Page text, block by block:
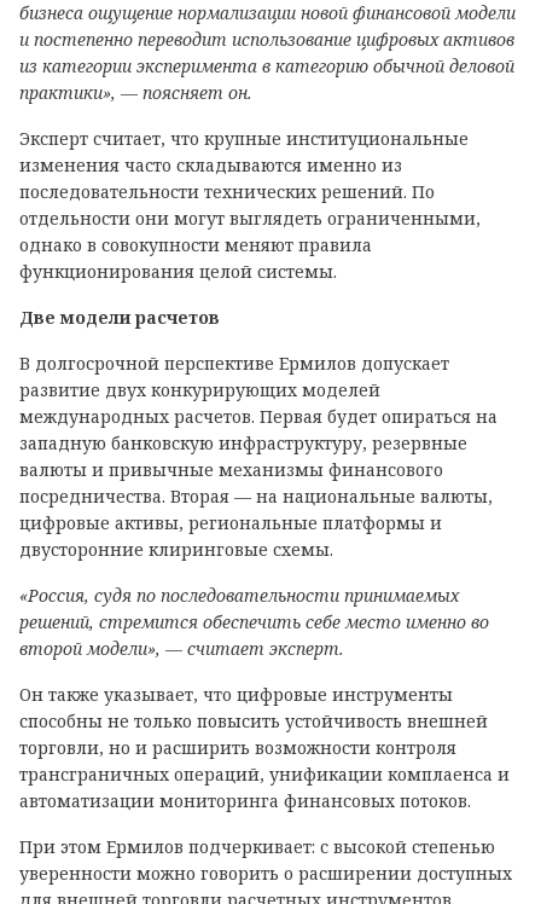
бизнеса ощущение нормализации новой финансовой модели
и постепенно переводит использование цифровых активов
из категории эксперимента в категорию обычной деловой
практики», — поясняет он.
Эксперт считает, что крупные институциональные
изменения часто складываются именно из
последовательности технических решений. По
отдельности они могут выглядеть ограниченными,
однако в совокупности меняют правила
функционирования целой системы.
Две модели расчетов
В долгосрочной перспективе Ермилов допускает
развитие двух конкурирующих моделей
международных расчетов. Первая будет опираться на
западную банковскую инфраструктуру, резервные
валюты и привычные механизмы финансового
посредничества. Вторая — на национальные валюты,
цифровые активы, региональные платформы и
двусторонние клиринговые схемы.
«Россия, судя по последовательности принимаемых
решений, стремится обеспечить себе место именно во
второй модели», — считает эксперт.
Он также указывает, что цифровые инструменты
способны не только повысить устойчивость внешней
торговли, но и расширить возможности контроля
трансграничных операций, унификации комплаенса и
автоматизации мониторинга финансовых потоков.
При этом Ермилов подчеркивает: с высокой степенью
уверенности можно говорить о расширении доступных